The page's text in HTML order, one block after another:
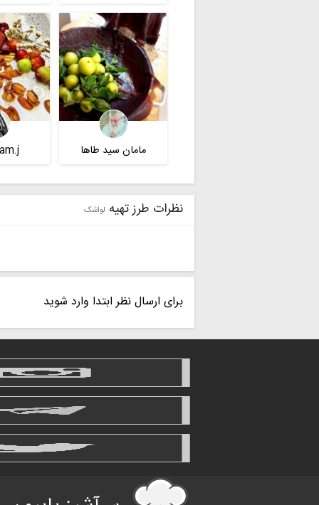
مامان سید طاها
نظرات طرز تهیه لواشک
برای ارسال نظر ابتدا وارد شوید